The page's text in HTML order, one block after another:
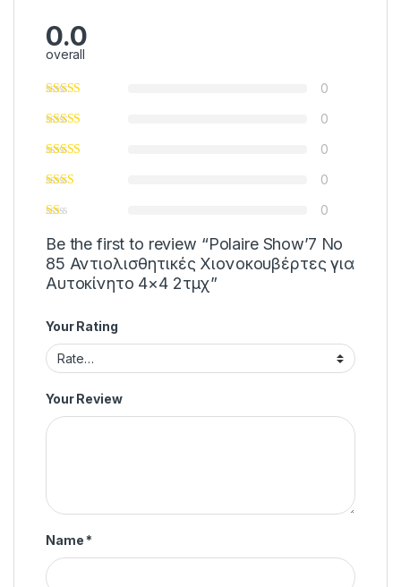
0.0
overall
0
0
0
0
0
Be the first to review “Polaire Show’7 No
85 Αντιολισθητικές Χιονοκουβέρτες για
Αυτοκίνητο 4×4 2τμχ”
Your Rating
Your Review
Name *